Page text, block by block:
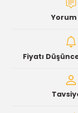
Yorum
Fiyatı